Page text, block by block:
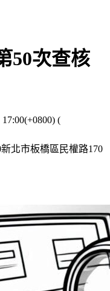
50次查核
17:00(+0800) (
北市板橋區民權路170